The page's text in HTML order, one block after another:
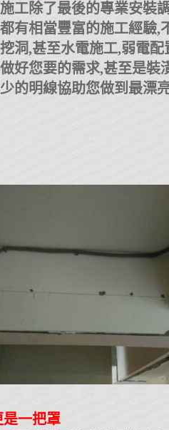
工除了最後的專業安裝
有相當豐富的施工經驗,
洞,甚至水電施工,弱電配
好您要的需求,甚至是裝
的明線協助您做到最漂
是一把罩